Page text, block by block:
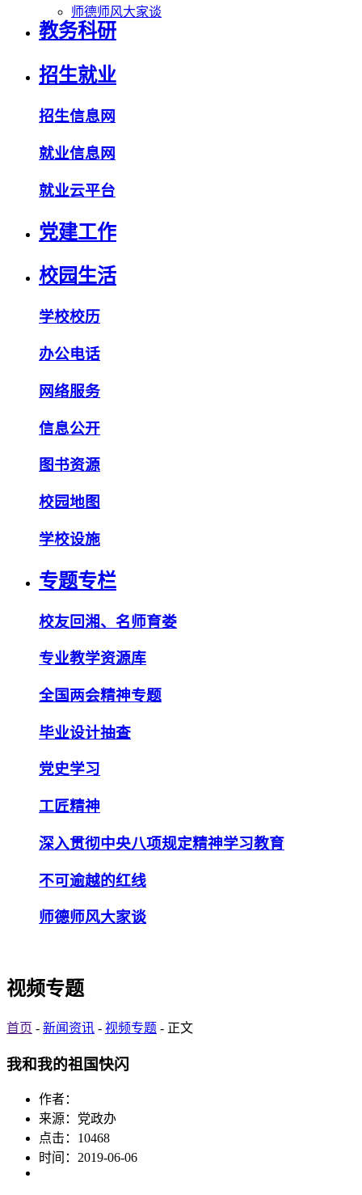
师德师风大家谈
教务科研
招生就业
招生信息网
就业信息网
就业云平台
党建工作
校园生活
学校校历
办公电话
网络服务
信息公开
图书资源
校园地图
学校设施
专题专栏
校友回湘、名师育娄
专业教学资源库
全国两会精神专题
毕业设计抽查
党史学习
工匠精神
深入贯彻中央八项规定精神学习教育
不可逾越的红线
师德师风大家谈
视频专题
首页 - 新闻资讯 - 视频专题 - 正文
我和我的祖国快闪
作者：
来源：党政办
点击： 10468
时间：2019-06-06